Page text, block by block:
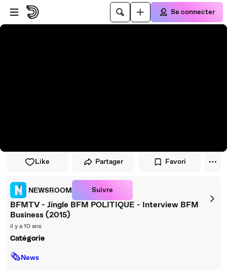
Passer au player
Passer au contenu principal
Se connecter
Like Partager Favori
NEWSROOM Suivre
BFMTV - Jingle BFM POLITIQUE - Interview BFM
Business (2015)
il y a 10 ans
Catégorie
🗞News